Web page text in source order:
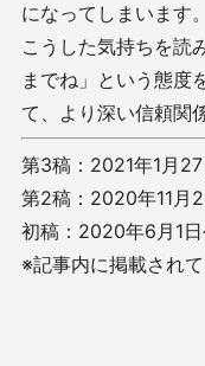
になってしまいます。
こうした気持ちを読
までね」という態度
て、より深い信頼関
第3稿：2021年1月
第2稿：2020年11月
初稿：2020年6月1
※記事内に掲載され